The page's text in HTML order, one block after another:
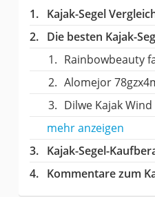
Kajak-Segel
Die besten Kajak-
Rainbowbeauty
Alomejor
Dilwe Kajak Wind
mehr anzeigen
Kajak-Segel-
Kommentare zum